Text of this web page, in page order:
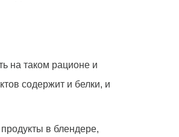
на таком рационе и
содержит и белки, и
в блендере,